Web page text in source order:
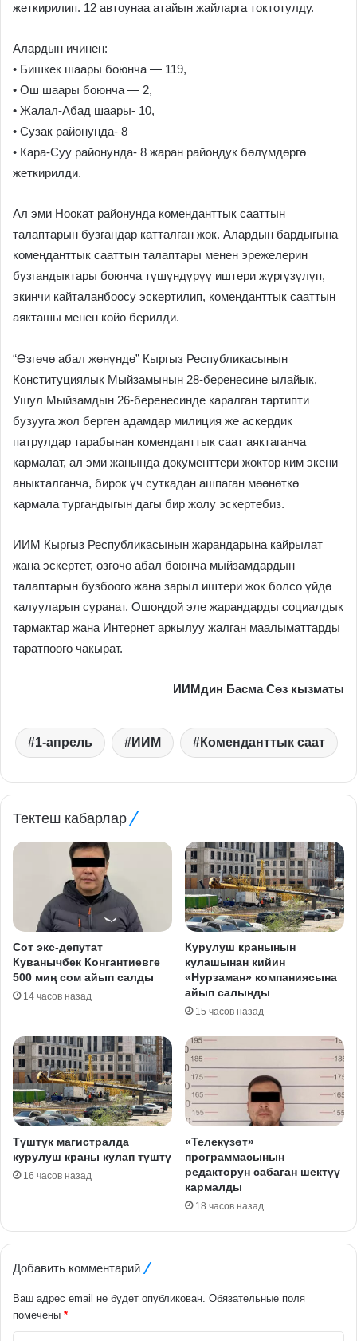
жеткирилип. 12 автоунаа атайын жайларга токтотулду.
Алардын ичинен:
• Бишкек шаары боюнча — 119,
• Ош шаары боюнча — 2,
• Жалал-Абад шаары- 10,
• Сузак районунда- 8
• Кара-Суу районунда- 8 жаран райондук бөлүмдөргө
жеткирилди.
Ал эми Ноокат районунда коменданттык сааттын
талаптарын бузгандар катталган жок. Алардын бардыгына
коменданттык сааттын талаптары менен эрежелерин
бузгандыктары боюнча түшүндүрүү иштери жүргүзүлүп,
экинчи кайталанбоосу эскертилип, коменданттык сааттын
аякташы менен койо берилди.
“Өзгөчө абал жөнүндө” Кыргыз Республикасынын
Конституциялык Мыйзамынын 28-беренесине ылайык,
Ушул Мыйзамдын 26-беренесинде каралган тартипти
бузууга жол берген адамдар милиция же аскердик
патрулдар тарабынан коменданттык саат аяктаганча
кармалат, ал эми жанында документтери жоктор ким экени
аныкталганча, бирок үч суткадан ашпаган мөөнөткө
кармала тургандыгын дагы бир жолу эскертебиз.
ИИМ Кыргыз Республикасынын жарандарына кайрылат
жана эскертет, өзгөчө абал боюнча мыйзамдардын
талаптарын бузбоого жана зарыл иштери жок болсо үйдө
калууларын суранат. Ошондой эле жарандарды социалдык
тармактар жана Интернет аркылуу жалган маалыматтарды
таратпоого чакырат.
ИИМдин Басма Сөз кызматы
1-апрель ИИМ Коменданттык саат
Тектеш кабарлар
Сот экс-депутат
Куванычбек Конгантиевге
500 миң сом айып салды
14 часов назад
Курулуш кранынын
кулашынан кийин
«Нурзаман» компаниясына
айып салынды
15 часов назад
Түштүк магистралда
курулуш краны кулап түштү
16 часов назад
«Телекүзөт»
программасынын
редакторун сабаган шектүү
кармалды
18 часов назад
Добавить комментарий
Ваш адрес email не будет опубликован. Обязательные поля
помечены *